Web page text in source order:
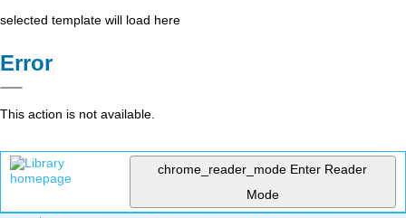
selected template will load here
Error
This action is not available.
chrome_reader_mode Enter Reader
Mode